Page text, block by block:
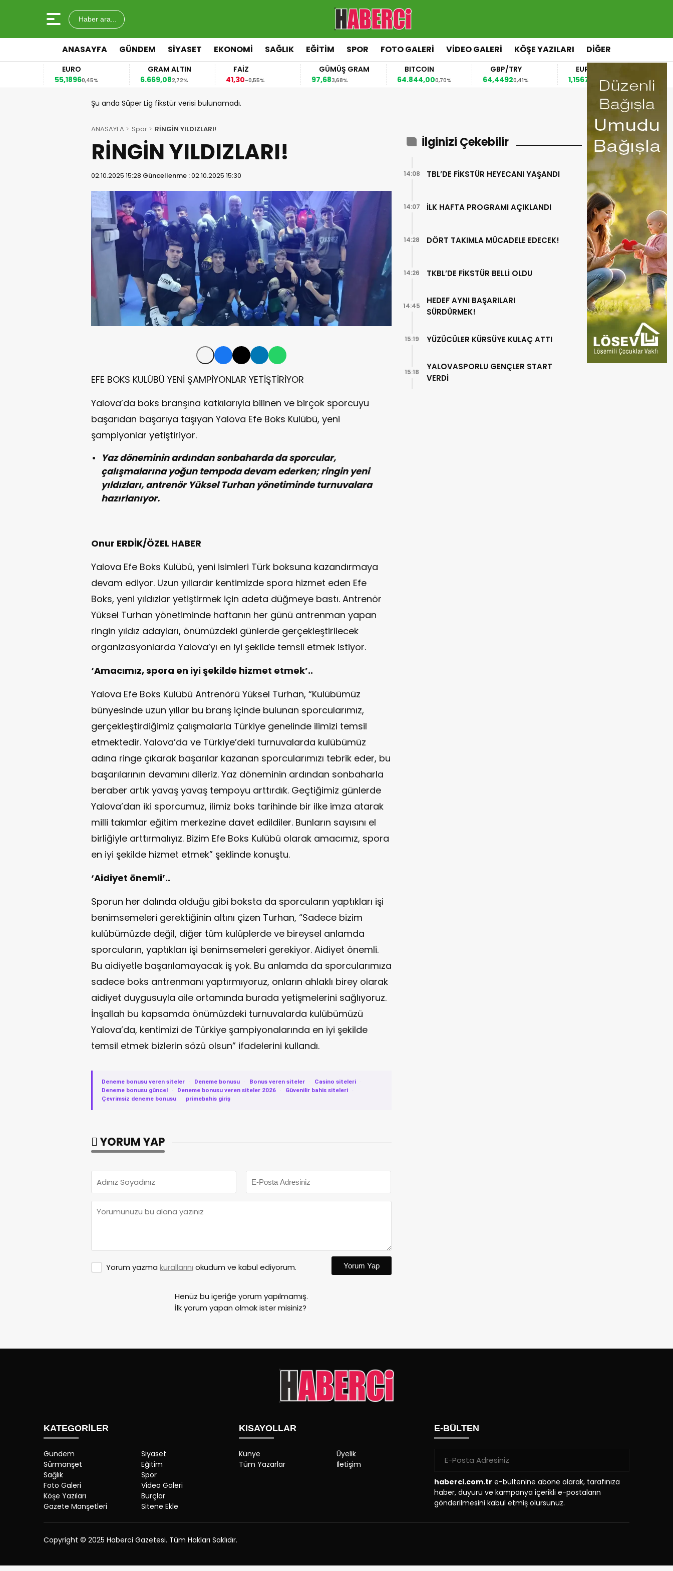
Haber ara...
ANASAYFA GÜNDEM SİYASET EKONOMİ SAĞLIK EĞİTİM SPOR FOTO GALERİ VİDEO GALERİ KÖŞE YAZILARI DİĞER
EURO
55,18960,45%
GRAM ALTIN
6.669,082,72%
FAİZ
41,30-0,55%
GÜMÜŞ GRAM
97,683,68%
BITCOIN
64.844,000,70%
GBP/TRY
64,44920,41%
EUR/USD
1,15670,36%
82,63
Şu anda Süper Lig fikstür verisi bulunamadı.
ANASAYFA Spor RİNGİN YILDIZLARI!
RİNGİN YILDIZLARI!
02.10.2025 15:28 Güncellenme :02.10.2025 15:30
EFE BOKS KULÜBÜ YENİ ŞAMPİYONLAR YETİŞTİRİYOR
Yalova’da boks branşına katkılarıyla bilinen ve birçok sporcuyu
başarıdan başarıya taşıyan Yalova Efe Boks Kulübü, yeni
şampiyonlar yetiştiriyor.
Yaz döneminin ardından sonbaharda da sporcular,
çalışmalarına yoğun tempoda devam ederken; ringin yeni
yıldızları, antrenör Yüksel Turhan yönetiminde turnuvalara
hazırlanıyor.
Onur ERDİK/ÖZEL HABER
Yalova Efe Boks Kulübü, yeni isimleri Türk boksuna kazandırmaya
devam ediyor. Uzun yıllardır kentimizde spora hizmet eden Efe
Boks, yeni yıldızlar yetiştirmek için adeta düğmeye bastı. Antrenör
Yüksel Turhan yönetiminde haftanın her günü antrenman yapan
ringin yıldız adayları, önümüzdeki günlerde gerçekleştirilecek
organizasyonlarda Yalova’yı en iyi şekilde temsil etmek istiyor.
‘Amacımız, spora en iyi şekilde hizmet etmek’..
Yalova Efe Boks Kulübü Antrenörü Yüksel Turhan, “Kulübümüz
bünyesinde uzun yıllar bu branş içinde bulunan sporcularımız,
gerçekleştirdiğimiz çalışmalarla Türkiye genelinde ilimizi temsil
etmektedir. Yalova’da ve Türkiye’deki turnuvalarda kulübümüz
adına ringe çıkarak başarılar kazanan sporcularımızı tebrik eder, bu
başarılarının devamını dileriz. Yaz döneminin ardından sonbaharla
beraber artık yavaş yavaş tempoyu arttırdık. Geçtiğimiz günlerde
Yalova’dan iki sporcumuz, ilimiz boks tarihinde bir ilke imza atarak
milli takımlar eğitim merkezine davet edildiler. Bunların sayısını el
birliğiyle arttırmalıyız. Bizim Efe Boks Kulübü olarak amacımız, spora
en iyi şekilde hizmet etmek” şeklinde konuştu.
‘Aidiyet önemli’..
Sporun her dalında olduğu gibi boksta da sporcuların yaptıkları işi
benimsemeleri gerektiğinin altını çizen Turhan, “Sadece bizim
kulübümüzde değil, diğer tüm kulüplerde ve bireysel anlamda
sporcuların, yaptıkları işi benimsemeleri gerekiyor. Aidiyet önemli.
Bu aidiyetle başarılamayacak iş yok. Bu anlamda da sporcularımıza
sadece boks antrenmanı yaptırmıyoruz, onların ahlaklı birey olarak
aidiyet duygusuyla aile ortamında burada yetişmelerini sağlıyoruz.
İnşallah bu kapsamda önümüzdeki turnuvalarda kulübümüzü
Yalova’da, kentimizi de Türkiye şampiyonalarında en iyi şekilde
temsil etmek bizlerin sözü olsun” ifadelerini kullandı.
Deneme bonusu veren siteler · Deneme bonusu · Bonus veren siteler · Casino siteleri
·
Deneme bonusu güncel
· Deneme bonusu veren siteler 2026 · Güvenilir bahis siteleri
·
Çevrimsiz deneme bonusu
· primebahis giriş
YORUM YAP
Yorum yazma kurallarını okudum ve kabul ediyorum. Yorum Yap
Henüz bu içeriğe yorum yapılmamış.
İlk yorum yapan olmak ister misiniz?
İlginizi Çekebilir
TBL’DE FİKSTÜR HEYECANI YAŞANDI
14:08
İLK HAFTA PROGRAMI AÇIKLANDI
14:07
DÖRT TAKIMLA MÜCADELE EDECEK!
14:28
TKBL’DE FİKSTÜR BELLİ OLDU
14:26
HEDEF AYNI BAŞARILARI
SÜRDÜRMEK!
14:45
YÜZÜCÜLER KÜRSÜYE KULAÇ ATTI
15:19
YALOVASPORLU GENÇLER START
VERDİ
15:18
KATEGORİLER
Gündem
Siyaset
Sürmanşet
Eğitim
Sağlık
Spor
Foto Galeri
Video Galeri
Köşe Yazıları
Burçlar
Gazete Manşetleri
Sitene Ekle
KISAYOLLAR
Künye
Üyelik
Tüm Yazarlar
İletişim
E-BÜLTEN
haberci.com.tr e-bültenine abone olarak, tarafınıza
haber, duyuru ve kampanya içerikli e-postaların
gönderilmesini kabul etmiş olursunuz.
Copyright © 2025 Haberci Gazetesi. Tüm Hakları Saklıdır.